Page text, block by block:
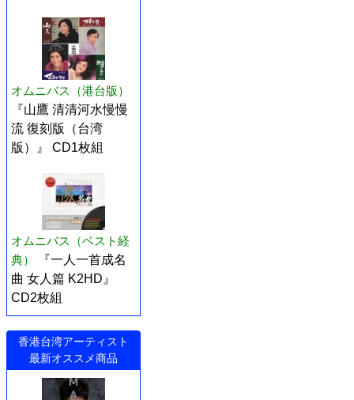
オムニバス（港台版）
『山鷹 清清河水慢慢
流 復刻版（台湾
版）』 CD1枚組
オムニバス（ベスト経
典）
『一人一首成名
曲 女人篇 K2HD』
CD2枚組
香港台湾アーティスト
最新オススメ商品